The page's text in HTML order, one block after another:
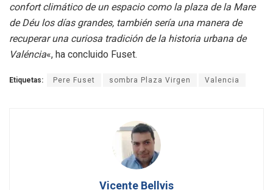
confort climático de un espacio como la plaza de la Mare
de Déu los días grandes, también sería una manera de
recuperar una curiosa tradición de la historia urbana de
Valéncia«, ha concluido Fuset.
Etiquetas: Pere Fuset sombra Plaza Virgen Valencia
Vicente Bellvis